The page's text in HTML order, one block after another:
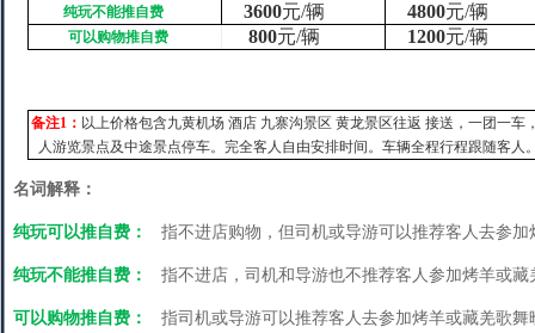
纯玩不能推自费 3600元/辆 4800元/辆
可以购物推自费 800元/辆 1200元/辆
备注1 ： 以上价格包含九黄机场 酒店 九寨沟景区 黄龙景区往返 接送，一团一车
人游览景点及中途景点停车。完全客人自由安排时间。车辆全程行程跟随客人
名词解释：
纯玩可以推自费： 指不进店购物，但司机或导游可以推荐客人去参
纯玩不能推自费： 指不进店，司机和导游也不推荐客人参加烤羊或藏
可以购物推自费：
指司机或导游可以推荐客人去参加烤羊或藏羌歌